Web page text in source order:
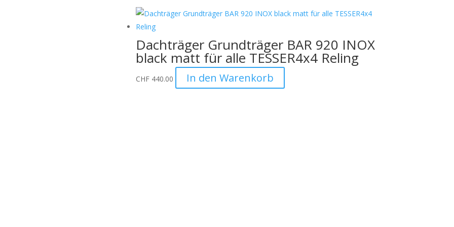
Dachträger Grundträger BAR 920 INOX
black matt für alle TESSER4x4 Reling
CHF440.00 In den Warenkorb